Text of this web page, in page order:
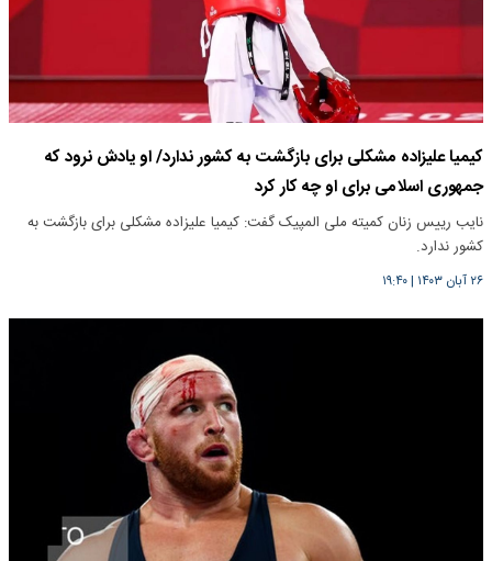
کیمیا علیزاده مشکلی برای بازگشت به کشور ندارد/ او یادش نرود که
جمهوری اسلامی برای او چه کار کرد
نایب رییس زنان کمیته ملی المپیک گفت: کیمیا علیزاده مشکلی برای بازگشت به
کشور ندارد.
۲۶ آبان ۱۴۰۳ |۱۹:۴۰